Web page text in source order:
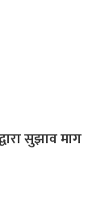
सुझाव माग